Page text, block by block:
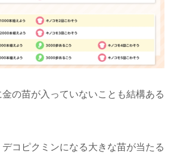
の苗が入っていないことも結構ある
デコピクミンになる大きな苗が当たる